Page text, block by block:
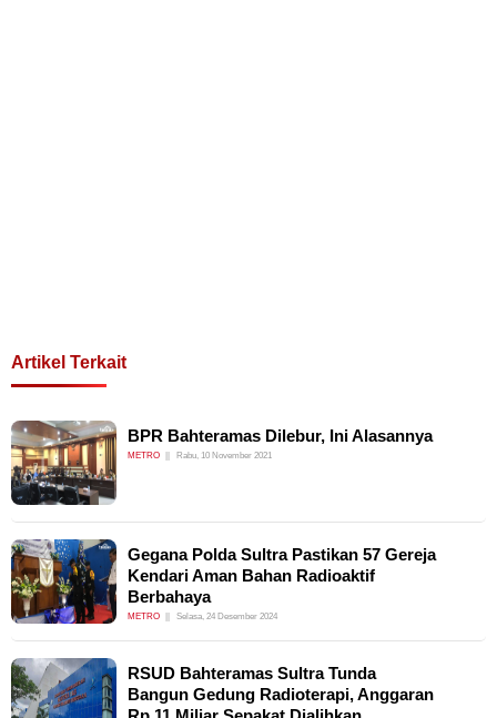
Artikel Terkait
BPR Bahteramas Dilebur, Ini Alasannya
METRO Rabu, 10 November 2021
Gegana Polda Sultra Pastikan 57 Gereja
Kendari Aman Bahan Radioaktif
Berbahaya
METRO Selasa, 24 Desember 2024
RSUD Bahteramas Sultra Tunda
Bangun Gedung Radioterapi, Anggaran